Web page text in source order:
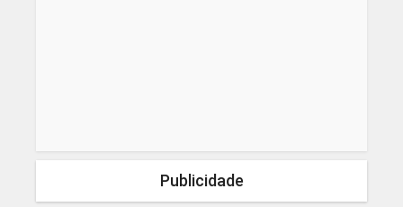
Publicidade